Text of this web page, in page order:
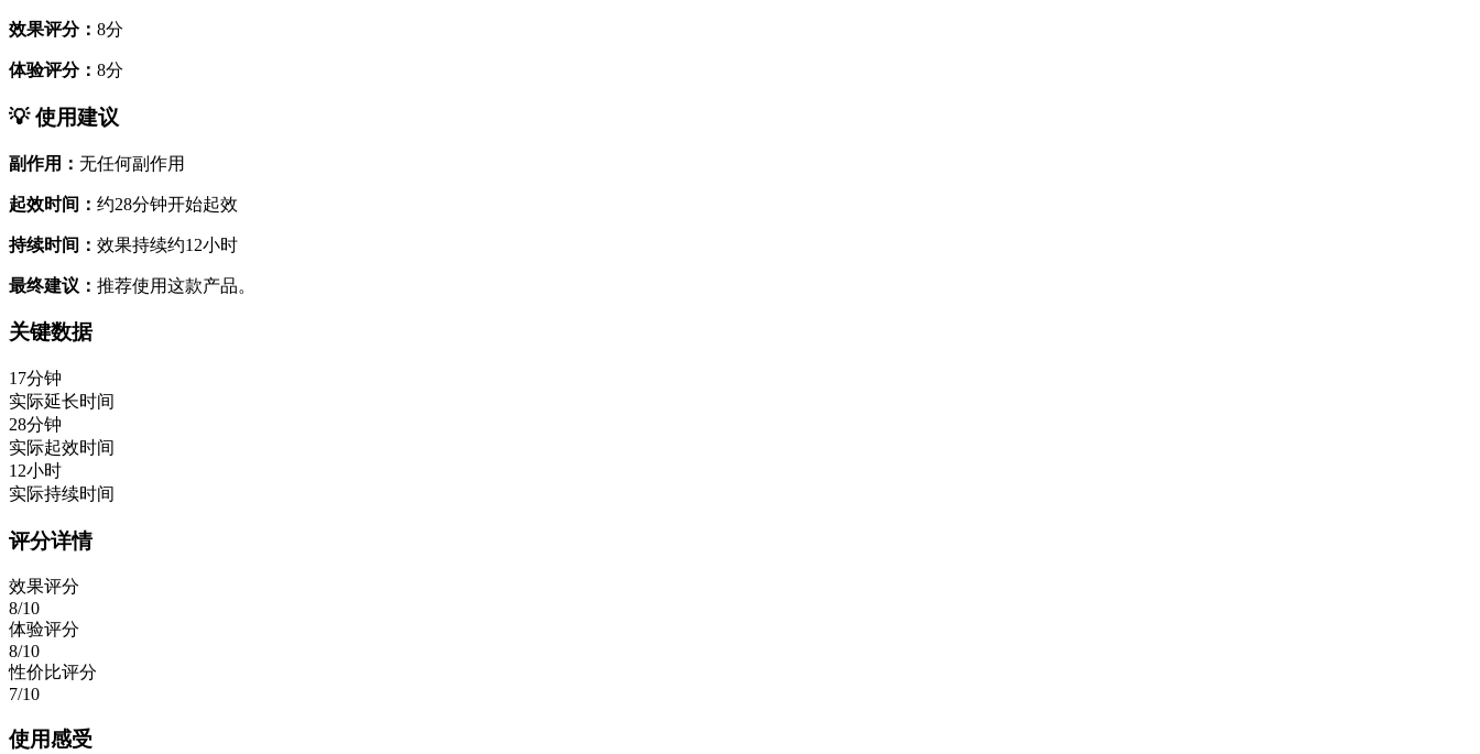
效果评分： 8分
体验评分： 8分
💡 使用建议
副作用： 无任何副作用
起效时间： 约28分钟开始起效
持续时间： 效果持续约12小时
最终建议： 推荐使用这款产品。
关键数据
17分钟
实际延长时间
28分钟
实际起效时间
12小时
实际持续时间
评分详情
效果评分
8/10
体验评分
8/10
性价比评分
7/10
使用感受